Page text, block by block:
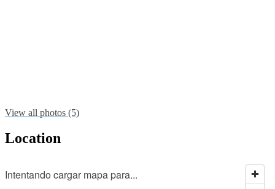
View all photos (5)
Location
Intentando cargar mapa para...